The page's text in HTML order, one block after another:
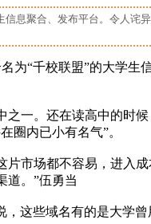
息聚合、发布平台。令人诧
为“千校联盟”的大学生
一。还在读高中的时
圈内已小有名气”。
市场都不容易，进入
道。”伍勇当
这些域名有的是大学